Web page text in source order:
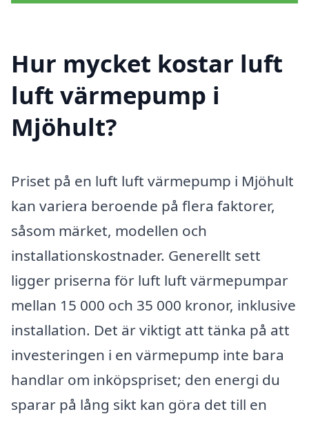
Hur mycket kostar luft
luft värmepump i
Mjöhult?
Priset på en luft luft värmepump i Mjöhult
kan variera beroende på flera faktorer,
såsom märket, modellen och
installationskostnader. Generellt sett
ligger priserna för luft luft värmepumpar
mellan 15 000 och 35 000 kronor, inklusive
installation. Det är viktigt att tänka på att
investeringen i en värmepump inte bara
handlar om inköpspriset; den energi du
sparar på lång sikt kan göra det till en